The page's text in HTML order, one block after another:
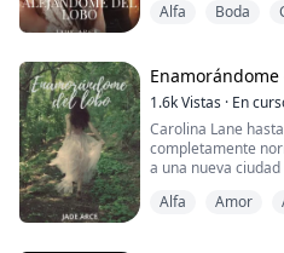
lobo.
momento. Pero se
mismas andanzas
semana, alcohol,
un tipo de déjà vu
jugar Kayler
mejor.
Las venganzas y
los harán cometer
Alfa Boda
1.6kVistas · En
Carolina Lane
completamente
a una nueva
El tener de vecino
Alfa Amor